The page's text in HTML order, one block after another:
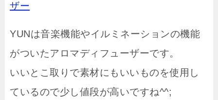
ザー
YUNは音楽機能やイルミネーションの機能
がついたアロマディフューザーです。
いいとこ取りで素材にもいいものを使用し
ているので少し値段が高いですね^^;